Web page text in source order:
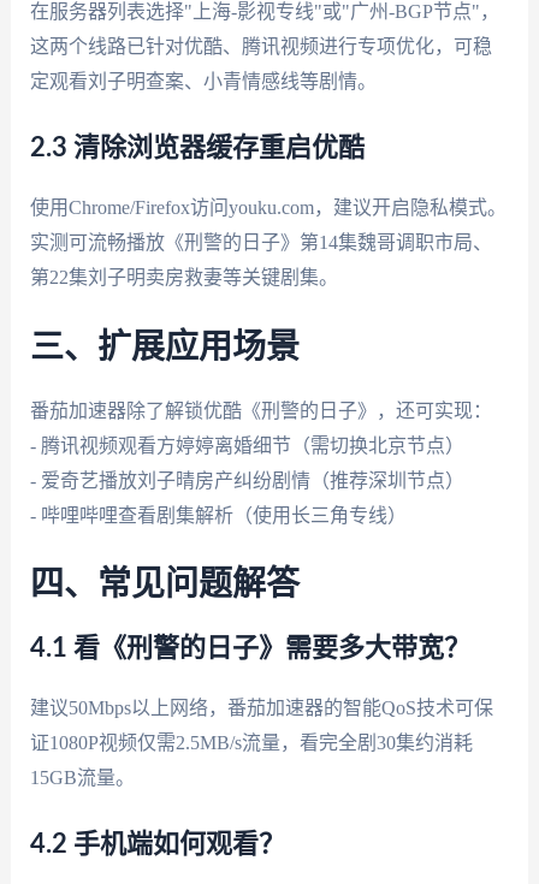
在服务器列表选择"上海-影视专线"或"广州-BGP节点"，
这两个线路已针对优酷、腾讯视频进行专项优化，可稳
定观看刘子明查案、小青情感线等剧情。
2.3 清除浏览器缓存重启优酷
使用Chrome/Firefox访问youku.com，建议开启隐私模式。
实测可流畅播放《刑警的日子》第14集魏哥调职市局、
第22集刘子明卖房救妻等关键剧集。
三、扩展应用场景
番茄加速器除了解锁优酷《刑警的日子》，还可实现：
- 腾讯视频观看方婷婷离婚细节（需切换北京节点）
- 爱奇艺播放刘子晴房产纠纷剧情（推荐深圳节点）
- 哔哩哔哩查看剧集解析（使用长三角专线）
四、常见问题解答
4.1 看《刑警的日子》需要多大带宽？
建议50Mbps以上网络，番茄加速器的智能QoS技术可保
证1080P视频仅需2.5MB/s流量，看完全剧30集约消耗
15GB流量。
4.2 手机端如何观看？